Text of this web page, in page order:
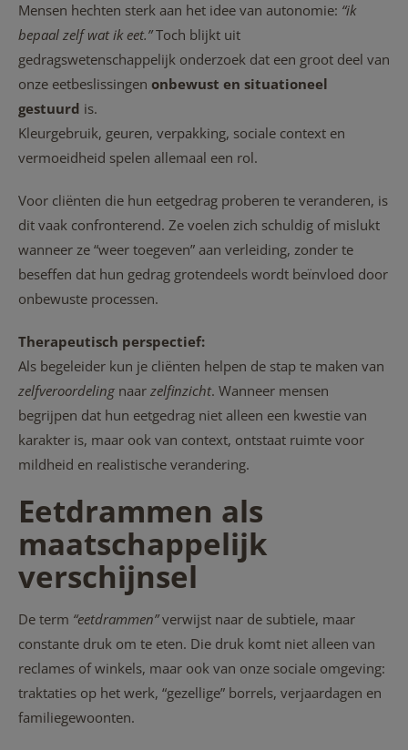
Mensen hechten sterk aan het idee van autonomie: “ik
bepaal zelf wat ik eet.”Toch blijkt uit
gedragswetenschappelijk onderzoek dat een groot deel van
onze eetbeslissingen onbewust en situationeel
gestuurd is.
Kleurgebruik, geuren, verpakking, sociale context en
vermoeidheid spelen allemaal een rol.
Voor cliënten die hun eetgedrag proberen te veranderen, is
dit vaak confronterend. Ze voelen zich schuldig of mislukt
wanneer ze “weer toegeven” aan verleiding, zonder te
beseffen dat hun gedrag grotendeels wordt beïnvloed door
onbewuste processen.
Therapeutisch perspectief:
Als begeleider kun je cliënten helpen de stap te maken van
zelfveroordeling naar zelfinzicht. Wanneer mensen
begrijpen dat hun eetgedrag niet alleen een kwestie van
karakter is, maar ook van context, ontstaat ruimte voor
mildheid en realistische verandering.
Eetdrammen als
maatschappelijk
verschijnsel
De term “eetdrammen”verwijst naar de subtiele, maar
constante druk om te eten. Die druk komt niet alleen van
reclames of winkels, maar ook van onze sociale omgeving:
traktaties op het werk, “gezellige” borrels, verjaardagen en
familiegewoonten.